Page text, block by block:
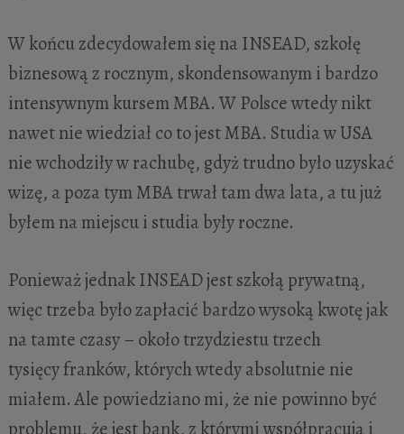
W końcu zdecydowałem się na INSEAD, szkołę
biznesową z rocznym, skondensowanym i bardzo
intensywnym kursem MBA. W Polsce wtedy nikt
nawet nie wiedział co to jest MBA. Studia w USA
nie wchodziły w rachubę, gdyż trudno było uzyskać
wizę, a poza tym MBA trwał tam dwa lata, a tu już
byłem na miejscu i studia były roczne.
Ponieważ jednak INSEAD jest szkołą prywatną,
więc trzeba było zapłacić bardzo wysoką kwotę jak
na tamte czasy – około trzydziestu trzech
tysięcy franków, których wtedy absolutnie nie
miałem. Ale powiedziano mi, że nie powinno być
problemu, że jest bank, z którymi współpracują i